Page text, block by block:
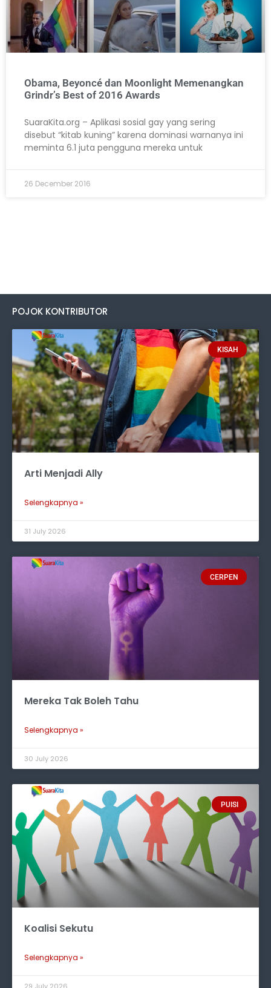
Obama, Beyoncé dan Moonlight Memenangkan
Grindr’s Best of 2016 Awards
SuaraKita.org – Aplikasi sosial gay yang sering
disebut “kitab kuning” karena dominasi warnanya ini
meminta 6.1 juta pengguna mereka untuk
26 December 2016
POJOK KONTRIBUTOR
KISAH
Arti Menjadi Ally
Selengkapnya »
31 July 2026
CERPEN
Mereka Tak Boleh Tahu
Selengkapnya »
30 July 2026
PUISI
Koalisi Sekutu
Selengkapnya »